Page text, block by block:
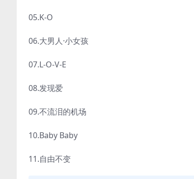
05.K-O
06.大男人·小女孩
07.L-O-V-E
08.发现爱
09.不流泪的机场
10.Baby Baby
11.自由不变